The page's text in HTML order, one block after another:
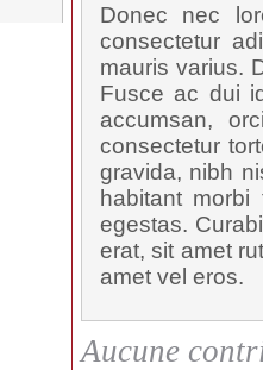
Donec nec
consectetur
mauris varius.
Fusce ac dui
accumsan,
consectetur
gravida, nibh
habitant
egestas.
erat, sit amet
amet vel eros.
Aucune